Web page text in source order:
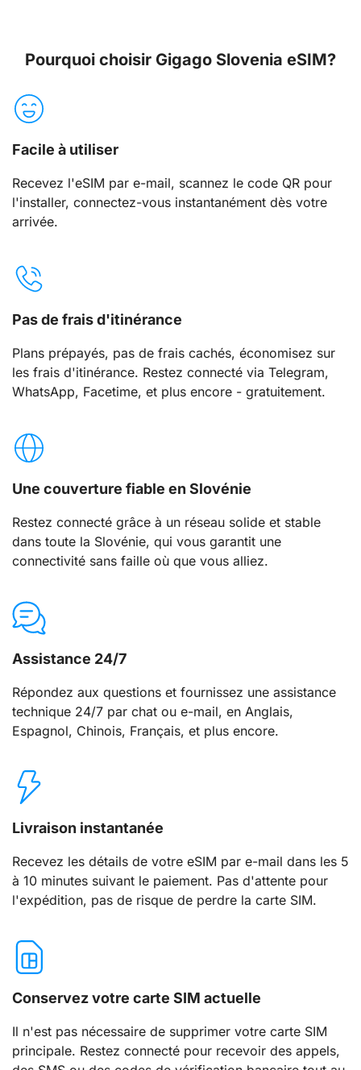
Pourquoi choisir Gigago Slovenia eSIM?
Facile à utiliser
Recevez l'eSIM par e-mail, scannez le code QR pour
l'installer, connectez-vous instantanément dès votre
arrivée.
Pas de frais d'itinérance
Plans prépayés, pas de frais cachés, économisez sur
les frais d'itinérance. Restez connecté via Telegram,
WhatsApp, Facetime, et plus encore - gratuitement.
Une couverture fiable en Slovénie
Restez connecté grâce à un réseau solide et stable
dans toute la Slovénie, qui vous garantit une
connectivité sans faille où que vous alliez.
Assistance 24/7
Répondez aux questions et fournissez une assistance
technique 24/7 par chat ou e-mail, en Anglais,
Espagnol, Chinois, Français, et plus encore.
Livraison instantanée
Recevez les détails de votre eSIM par e-mail dans les 5
à 10 minutes suivant le paiement. Pas d'attente pour
l'expédition, pas de risque de perdre la carte SIM.
Conservez votre carte SIM actuelle
Il n'est pas nécessaire de supprimer votre carte SIM
principale. Restez connecté pour recevoir des appels,